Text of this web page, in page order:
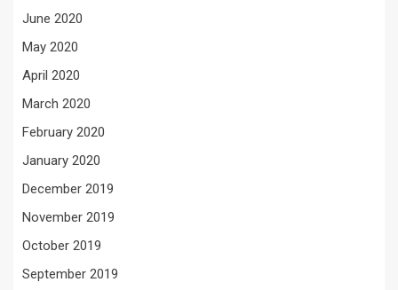
June 2020
May 2020
April 2020
March 2020
February 2020
January 2020
December 2019
November 2019
October 2019
September 2019